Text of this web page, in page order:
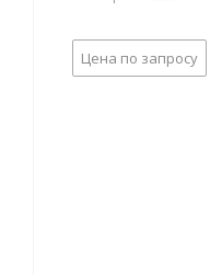
Цена по запросу